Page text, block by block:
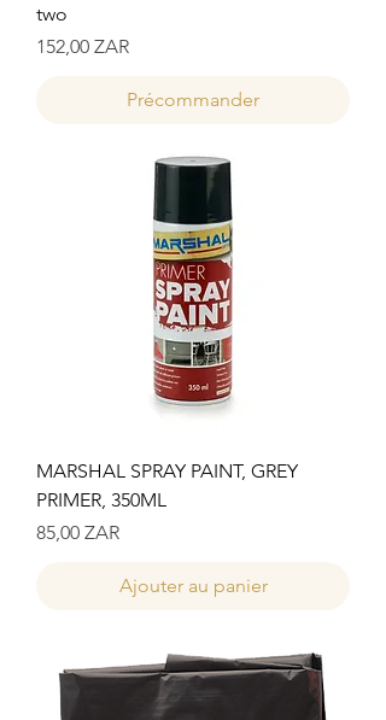
two
Prix
152,00 ZAR
Précommander
MARSHAL SPRAY PAINT, GREY
PRIMER, 350ML
Prix
85,00 ZAR
Ajouter au panier